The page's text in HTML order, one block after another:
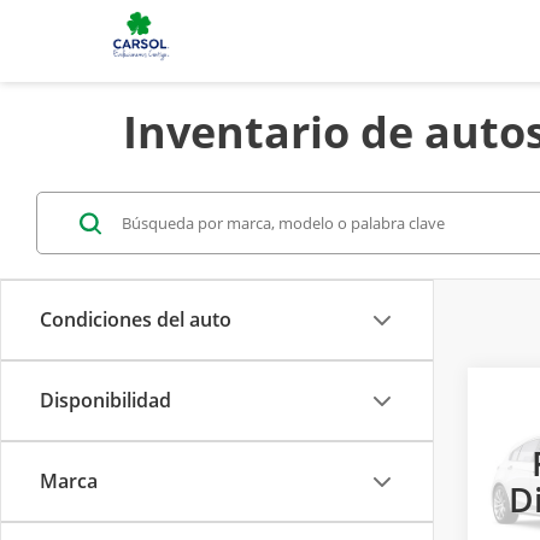
Inventario de
Condiciones del auto
Disponibilidad
Marca